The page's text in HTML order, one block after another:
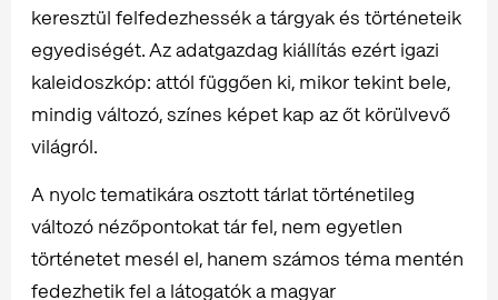
keresztül felfedezhessék a tárgyak és történeteik
egyediségét. Az adatgazdag kiállítás ezért igazi
kaleidoszkóp: attól függően ki, mikor tekint bele,
mindig változó, színes képet kap az őt körülvevő
világról.
A nyolc tematikára osztott tárlat történetileg
változó nézőpontokat tár fel, nem egyetlen
történetet mesél el, hanem számos téma mentén
fedezhetik fel a látogatók a magyar